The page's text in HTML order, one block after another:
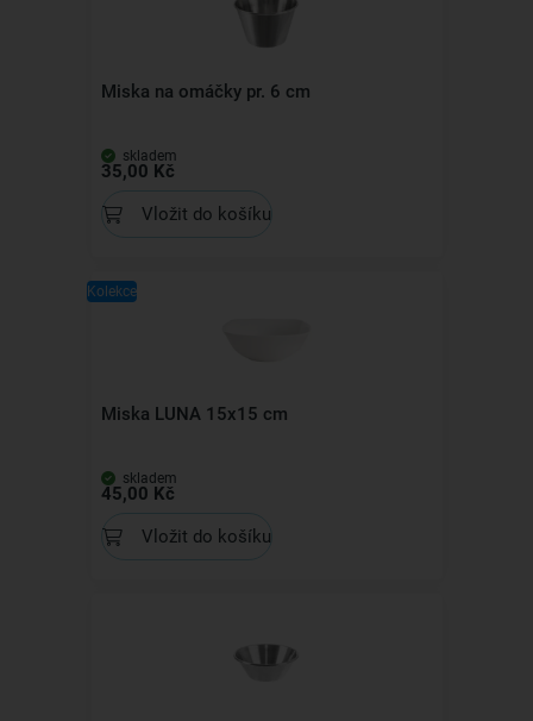
Miska na omáčky pr. 6 cm
skladem
35,00 Kč
Vložit do košíku
Kolekce
Miska LUNA 15x15 cm
skladem
45,00 Kč
Vložit do košíku